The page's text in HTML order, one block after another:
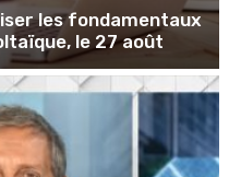
les fondamentaux
le 27 août